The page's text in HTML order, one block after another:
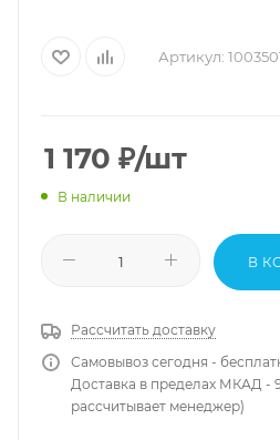
Артикул:
1 170 ₽/шт
В наличии
В
Рассчитать доставку
Самовывоз сегодня -
Доставка в пределах МКАД -
рассчитывает менеджер)